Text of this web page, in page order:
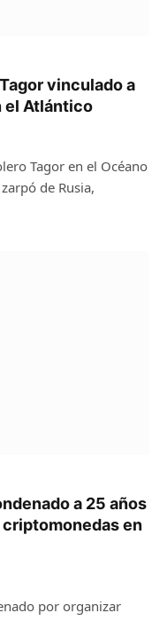
vinculado a
el Atlántico
Tagor en el Océano
de Rusia,
a 25 años
en
por organizar